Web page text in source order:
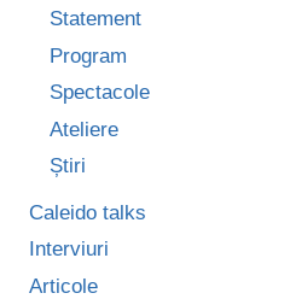
Statement
Program
Spectacole
Ateliere
Știri
Caleido talks
Interviuri
Articole